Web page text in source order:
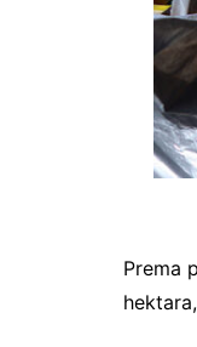
Prema